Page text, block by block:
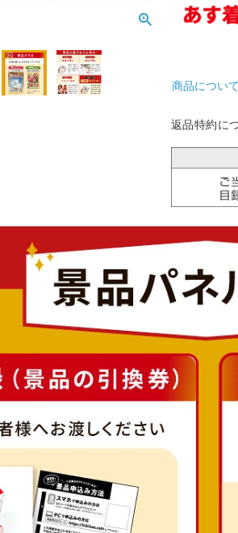
商品につい
返品特約に